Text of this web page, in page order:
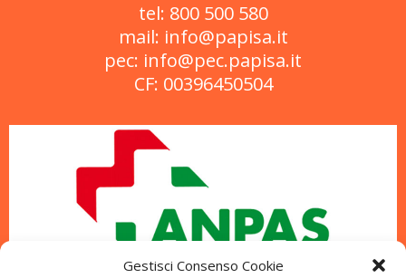
Gestisci Consenso Cookie
tel: 800 500 580
mail: info@papisa.it
pec: info@pec.papisa.it
CF: 00396450504